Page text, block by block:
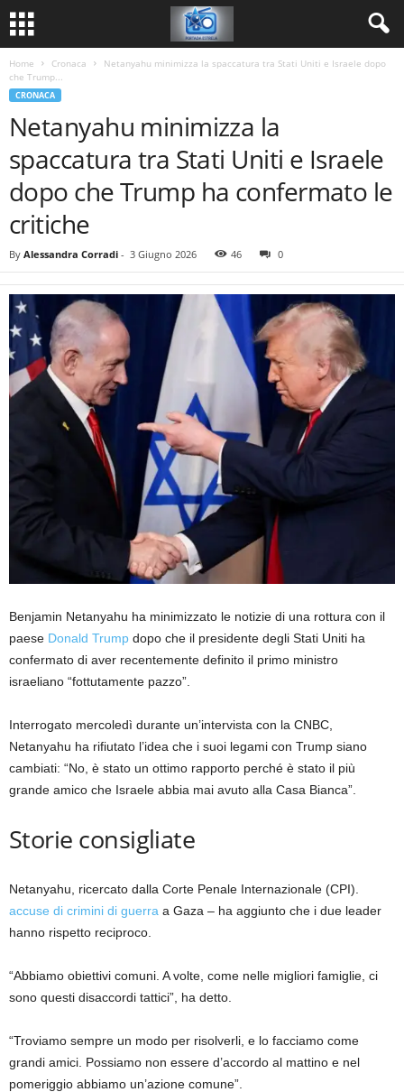
Home Cronaca
Netanyahu minimizza la spaccatura tra Stati Uniti e Israele dopo
che Trump...
CRONACA
Netanyahu minimizza la
spaccatura tra Stati Uniti e Israele
dopo che Trump ha confermato le
critiche
By Alessandra Corradi - 3 Giugno 2026 46 0
Benjamin Netanyahu ha minimizzato le notizie di una rottura con il
paese Donald Trump dopo che il presidente degli Stati Uniti ha
confermato di aver recentemente definito il primo ministro
israeliano “fottutamente pazzo”.
Interrogato mercoledì durante un’intervista con la CNBC,
Netanyahu ha rifiutato l’idea che i suoi legami con Trump siano
cambiati: “No, è stato un ottimo rapporto perché è stato il più
grande amico che Israele abbia mai avuto alla Casa Bianca”.
Storie consigliate
elenco
di
3
fine
dell’elenco
Netanyahu, ricercato dalla Corte Penale Internazionale (CPI).
accuse di crimini di guerra a Gaza – ha aggiunto che i due leader
hanno rispetto reciproco.
“Abbiamo obiettivi comuni. A volte, come nelle migliori famiglie, ci
sono questi disaccordi tattici”, ha detto.
“Troviamo sempre un modo per risolverli, e lo facciamo come
grandi amici. Possiamo non essere d’accordo al mattino e nel
pomeriggio abbiamo un’azione comune”.